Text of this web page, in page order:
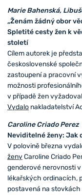
Marie Bahenská,
„Ženám žádný obor
Spletité cesty žen k
století
Cílem autorek je
československé
zastoupení a pracovní
možnosti
v případě žen
Vydalo nakladatelství
Caroline Criado Perez
Neviditelné ženy: Jak
V polovině března
ženyCaroline Criado
genderové nerovnosti
lékařských ordinacích,
postavená na stovkách